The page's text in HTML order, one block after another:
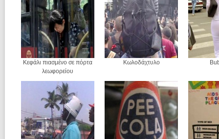
Κεφάλι πιασμένο σε πόρτα
λεωφορείου
Κωλοδάχτυλο